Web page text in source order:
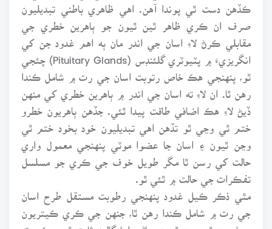
ڪڏهن دست ٿي پوندا آهن. اهي ظاهري باطني تبديليون
صرف ان ڪري ظاهر ٿين ٿيون جو ٻاهرين خطري جي
مقابلي ڪرڻ لاءِ اسان جي اندر مان ٻه اهم غدود جن کي
انگريزيءَ ۾ پٽيوٽري گلئنڊس (Pituitary Glands) چئجي
ٿو، پنهنجي هڪ خاص رتوبت اسان جي رت ۾ شامل ڪندا
رهن ٿا. ان لاءِ ته اسان جي اندر ۾ ٻاهرين خطري کي منهن
ڏيڻ لاءِ هڪ اضافي طاقت پيدا ٿئي. جڏهن ٻاهريون خطرو
ختم ٿي وڃي ٿو تڏهن اهي تبديليون خود بخود ختم ٿي
وڃن ٿيون ۽ اسان جا عضوا موٽي پنهنجي معمول واري
حالت کي رسن ٿا مگر طويل خوف جي ڪري جو مسلسل
تفڪرات جي حالت ۾ ٿئي ٿو.
مٿي ذڪر ڪيل غدود پنهنجي رطوبت مستقل طرح اسان
جي رت ۾ شامل ڪندا رهن ٿا، جنهن جي ڪري ڪيتريون
بيماريون ٿي پون ٿيون. هاڻي اها ڳالهه ثابت ٿي چڪي ته